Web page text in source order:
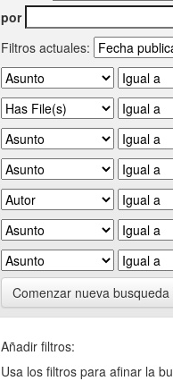
por
Filtros actuales:
Comenzar nueva busqueda
Añadir filtros:
Usa los filtros para afinar la